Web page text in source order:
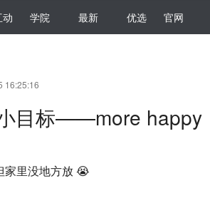
动 学院 最新 优选 官网
16:25:16
目标——more happy
家里没地方放 😭